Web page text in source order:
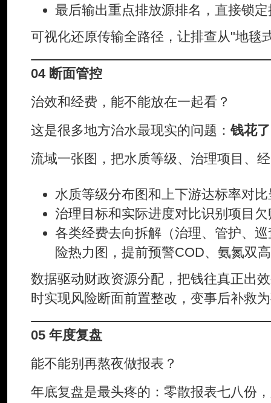
最后输出重点排放源排名，直接锁
可视化还原传输全路径，让排查从"地毯
04 断面管控
治效和经费，能不能放在一起看？
这是很多地方治水最现实的问题：钱花
流域一张图，把水质等级、治理项目、
水质等级分布图和上下游达标率对
治理目标和实际进度对比识别项目
各类经费去向拆解（治理、管护、
险热力图，提前预警COD、氨氮双
数据驱动财政资源分配，把钱往真正出
时实现风险断面前置整改，变事后补救
05 年度复盘
能不能别再熬夜做报表？
年底复盘是最头疼的：零散报表七八份